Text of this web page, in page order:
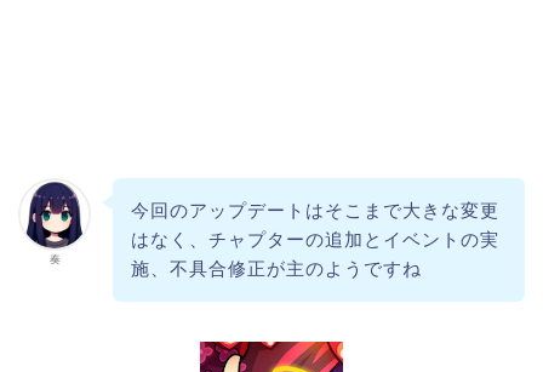
奏
今回のアップデートはそこまで大きな変更
はなく、チャプターの追加とイベントの実
施、不具合修正が主のようですね